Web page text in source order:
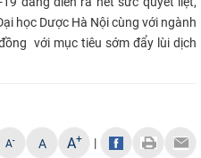
học Dược Hà Nội cùng với ngành
với mục tiêu sớm đẩy lùi dịch
A- A A+ |